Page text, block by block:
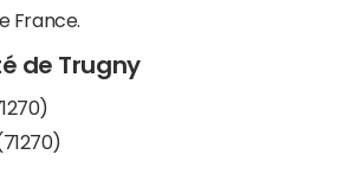
France.
de Trugny